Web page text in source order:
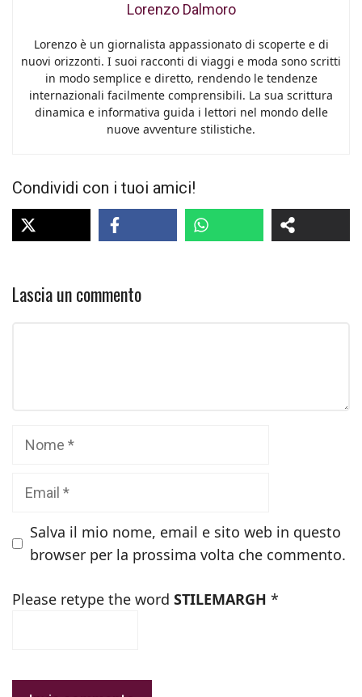
Lorenzo Dalmoro
Lorenzo è un giornalista appassionato di scoperte e di
nuovi orizzonti. I suoi racconti di viaggi e moda sono scritti
in modo semplice e diretto, rendendo le tendenze
internazionali facilmente comprensibili. La sua scrittura
dinamica e informativa guida i lettori nel mondo delle
nuove avventure stilistiche.
Condividi con i tuoi amici!
Lascia un commento
Salva il mio nome, email e sito web in questo
browser per la prossima volta che commento.
Please retype the word STILEMARGH *